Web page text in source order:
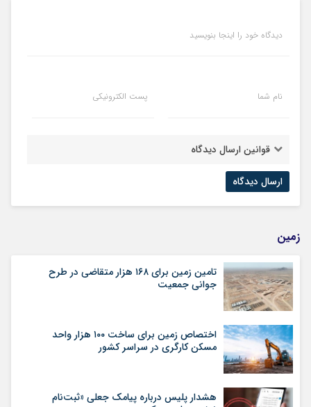
دیدگاه خود را اینجا بنویسید
نام شما پست الکترونیکی
قوانین ارسال دیدگاه
زمین
تامین زمین برای ۱۶۸ هزار متقاضی در طرح
جوانی جمعیت
اختصاص زمین برای ساخت ۱۰۰ هزار واحد
مسکن کارگری در سراسر کشور
هشدار پلیس درباره پیامک جعلی «ثبت‌نام